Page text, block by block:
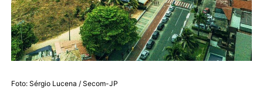
Foto: Sérgio Lucena / Secom-JP